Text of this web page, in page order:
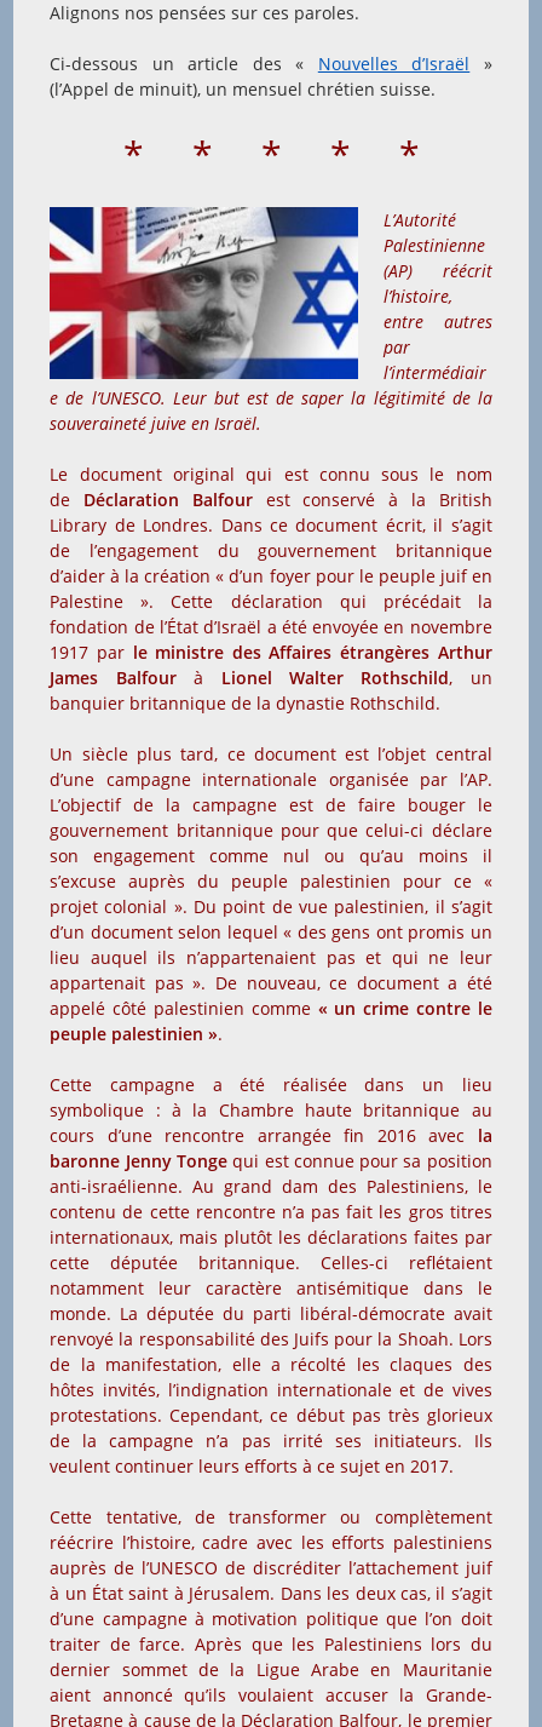
Alignons nos pensées sur ces paroles.
Ci-dessous un article des « Nouvelles d’Israël »
(l’Appel de minuit), un mensuel chrétien suisse.
* * * * *
L’Autorité
Palestinienne
(AP) réécrit
l’histoire,
entre autres
par
l’intermédiair
e de l’UNESCO. Leur but est de saper la légitimité de la
souveraineté juive en Israël.
Le document original qui est connu sous le nom
de Déclaration Balfour est conservé à la British
Library de Londres. Dans ce document écrit, il s’agit
de l’engagement du gouvernement britannique
d’aider à la création « d’un foyer pour le peuple juif en
Palestine ». Cette déclaration qui précédait la
fondation de l’État d’Israël a été envoyée en novembre
1917 par le ministre des Affaires étrangères Arthur
James Balfourà Lionel Walter Rothschild, un
banquier britannique de la dynastie Rothschild.
Un siècle plus tard, ce document est l’objet central
d’une campagne internationale organisée par l’AP.
L’objectif de la campagne est de faire bouger le
gouvernement britannique pour que celui-ci déclare
son engagement comme nul ou qu’au moins il
s’excuse auprès du peuple palestinien pour ce «
projet colonial ». Du point de vue palestinien, il s’agit
d’un document selon lequel « des gens ont promis un
lieu auquel ils n’appartenaient pas et qui ne leur
appartenait pas ». De nouveau, ce document a été
appelé côté palestinien comme « un crime contre le
peuple palestinien ».
Cette campagne a été réalisée dans un lieu
symbolique : à la Chambre haute britannique au
cours d’une rencontre arrangée fin 2016 avec la
baronne Jenny Tongequi est connue pour sa position
anti-israélienne. Au grand dam des Palestiniens, le
contenu de cette rencontre n’a pas fait les gros titres
internationaux, mais plutôt les déclarations faites par
cette députée britannique. Celles-ci reflétaient
notamment leur caractère antisémitique dans le
monde. La députée du parti libéral-démocrate avait
renvoyé la responsabilité des Juifs pour la Shoah. Lors
de la manifestation, elle a récolté les claques des
hôtes invités, l’indignation internationale et de vives
protestations. Cependant, ce début pas très glorieux
de la campagne n’a pas irrité ses initiateurs. Ils
veulent continuer leurs efforts à ce sujet en 2017.
Cette tentative, de transformer ou complètement
réécrire l’histoire, cadre avec les efforts palestiniens
auprès de l’UNESCO de discréditer l’attachement juif
à un État saint à Jérusalem. Dans les deux cas, il s’agit
d’une campagne à motivation politique que l’on doit
traiter de farce. Après que les Palestiniens lors du
dernier sommet de la Ligue Arabe en Mauritanie
aient annoncé qu’ils voulaient accuser la Grande-
Bretagne à cause de la Déclaration Balfour, le premier